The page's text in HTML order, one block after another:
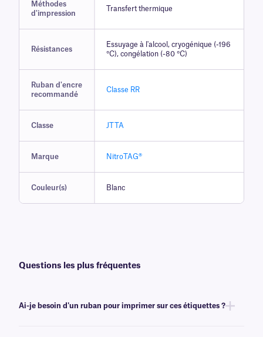
Méthodes
d'impression
Transfert thermique
Résistances
Essuyage à l'alcool, cryogénique (-196
°C), congélation (-80 °C)
Ruban d'encre
recommandé
Classe RR
Classe JTTA
Marque NitroTAG®
Couleur(s) Blanc
Questions les plus fréquentes
Ai-je besoin d'un ruban pour imprimer sur ces étiquettes ?